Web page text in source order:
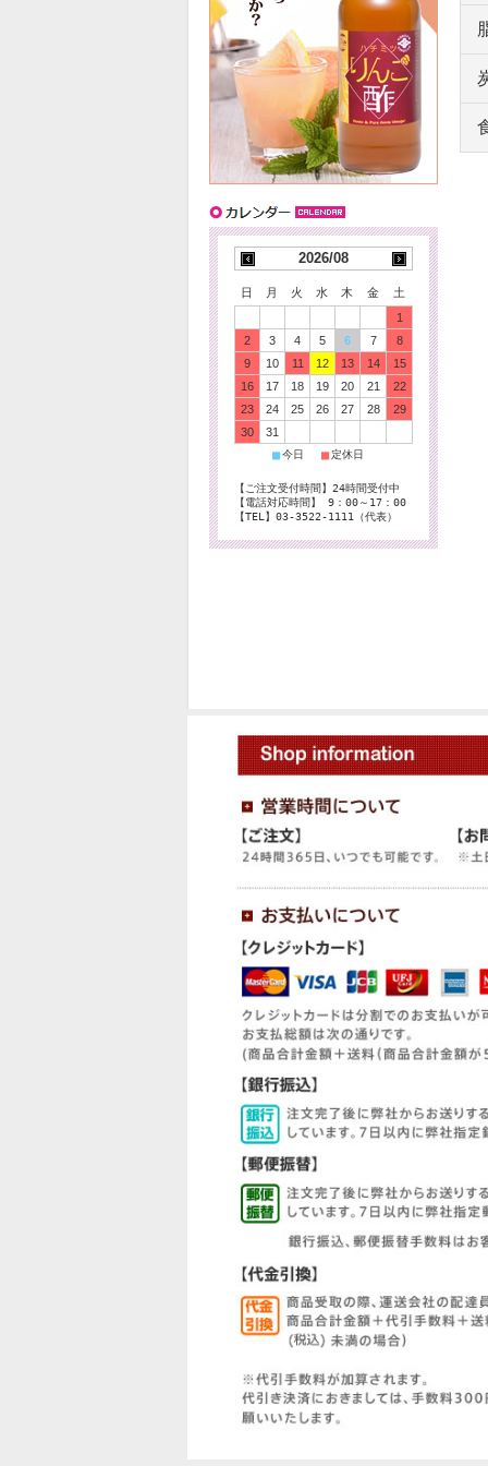
2026/08
日 月 火 水 木 金
土
1
2
3 4 5 6 7
8
9
10 11 12 13 14
15
16
17 18 19 20 21
22
23
24 25 26 27 28
29
30
31
■今日 ■定休日
【ご注文受付時間】24時間受付中
【電話対応時間】 9：00～17：00
【TEL】03-3522-1111（代表）